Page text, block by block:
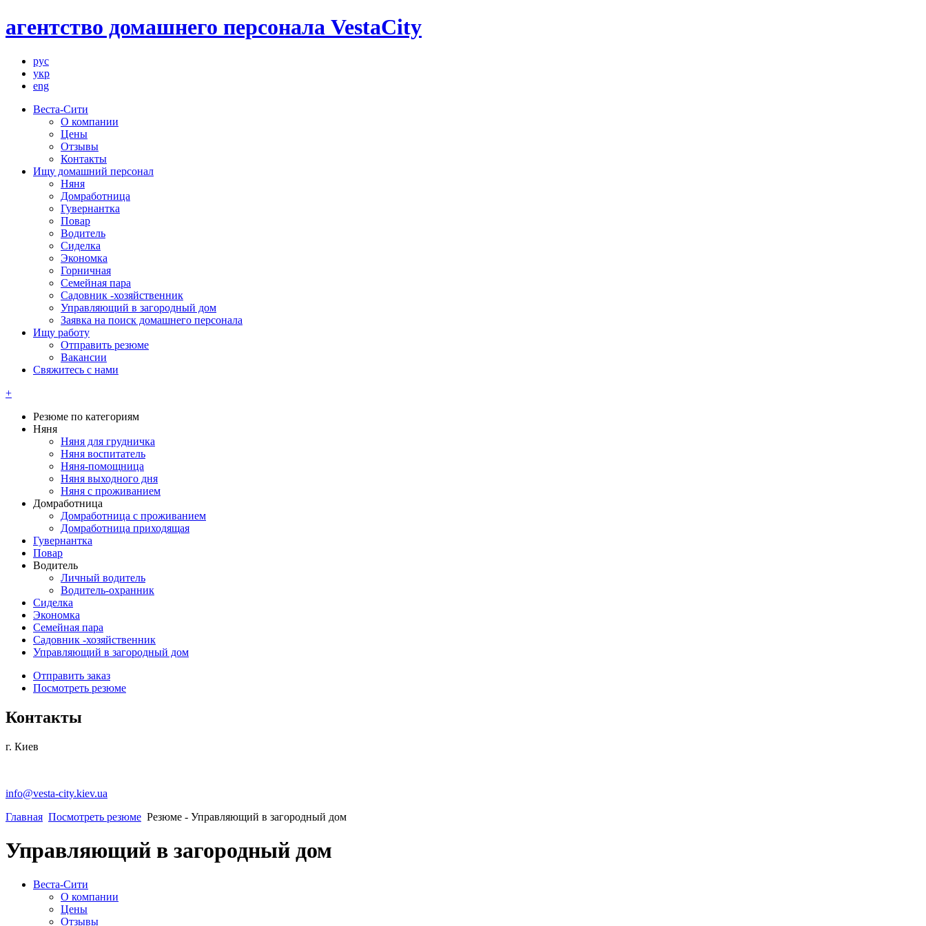
агентство домашнего персонала VestaCity
рус
укр
eng
Веста-Сити
О компании
Цены
Отзывы
Контакты
Ищу домашний персонал
Няня
Домработница
Гувернантка
Повар
Водитель
Сиделка
Экономка
Горничная
Семейная пара
Садовник -хозяйственник
Управляющий в загородный дом
Заявка на поиск домашнего персонала
Ищу работу
Отправить резюме
Вакансии
Свяжитесь с нами
+
Резюме по категориям
Няня
Няня для грудничка
Няня воспитатель
Няня-помощница
Няня выходного дня
Няня с проживанием
Домработница
Домработница с проживанием
Домработница приходящая
Гувернантка
Повар
Водитель
Личный водитель
Водитель-охранник
Сиделка
Экономка
Семейная пара
Садовник -хозяйственник
Управляющий в загородный дом
Отправить заказ
Посмотреть резюме
Контакты
г. Киев
info@vesta-city.kiev.ua
Главная Посмотреть резюме Резюме - Управляющий в загородный дом
Управляющий в загородный дом
Веста-Cити
О компании
Цены
Отзывы